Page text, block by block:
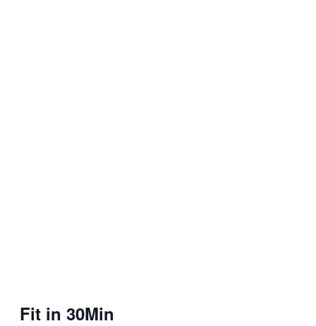
Fit in 30Min